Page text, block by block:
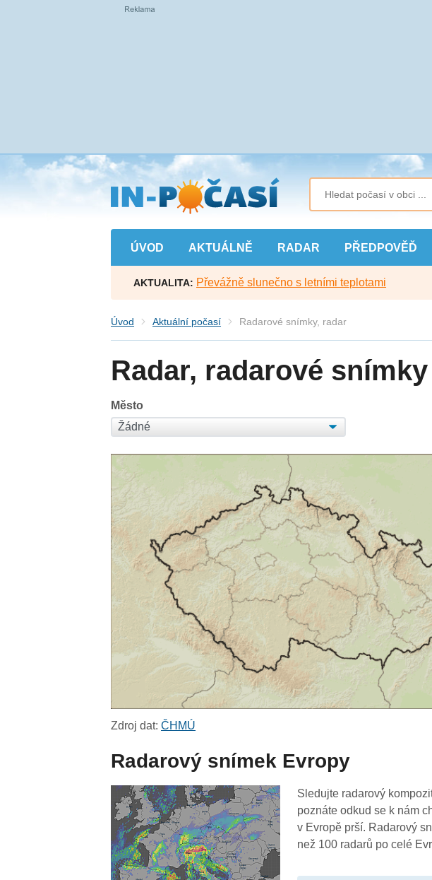
Přejít
na
hlavní
obsah
ÚVOD AKTUÁLNĚ RADAR PŘEDPOVĚĎ
AKTUALITA: Převážně slunečno s letními teplotami
Úvod Aktuální počasí Radarové snímky, radar
Radar, radarové snímky
Město
Zdroj dat:ČHMÚ
Radarový snímek Evropy
Sledujte radarový
poznáte odkud se k nám
v Evropě prší. Radarový
než 100 radarů po celé